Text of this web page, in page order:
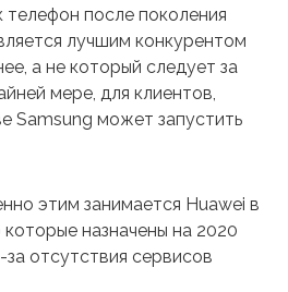
телефон после поколения
лучшим конкурентом
а не который следует за
мере, для клиентов,
Samsung может запустить
этим занимается Huawei в
назначены на 2020
отсутствия сервисов